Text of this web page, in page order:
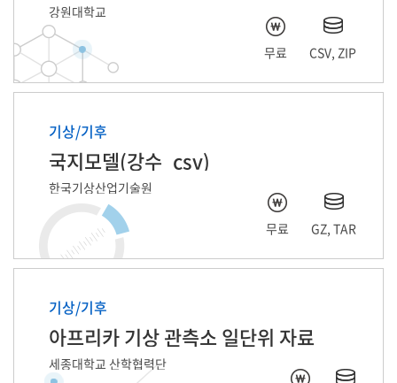
강원대학교
무료 CSV, ZIP
기상/기후
국지모델(강수_csv)
한국기상산업기술원
무료 GZ, TAR
기상/기후
아프리카 기상 관측소 일단위 자료
세종대학교 산학협력단